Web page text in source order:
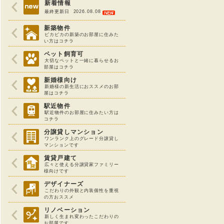
新着情報
最終更新日 2026.08.08
新築物件
ピカピカの新築のお部屋に住みた
い方はコチラ
ペット飼育可
大切なペットと一緒に暮らせるお
部屋はコチラ
新婚様向け
新婚様の新生活におススメのお部
屋はコチラ
駅近物件
駅近物件のお部屋に住みたい方は
コチラ
分譲貸しマンション
ワンランク上のグレード分譲貸し
マンションです
賃貸戸建て
広々と使える分譲貸家ファミリー
様向けです
デザイナーズ
こだわりの外観と内装個性を重視
の方おススメ
リノベーション
新しく生まれ変わったこだわりの
お部屋です